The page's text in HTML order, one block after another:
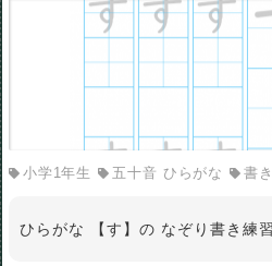
小学1年生 五十音 ひらがな 書
ひらがな 【す】の なぞり書き練習